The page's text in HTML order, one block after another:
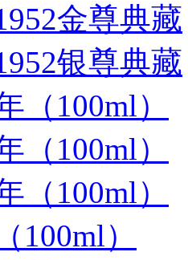
金尊典藏
银尊典藏
（100ml）
（100ml）
（100ml）
100ml）